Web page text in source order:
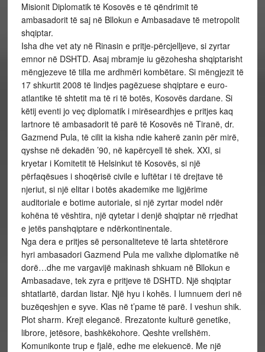
Misionit Diplomatik të Kosovës e të qëndrimit të
ambasadorit të saj në Bllokun e Ambasadave të metropolit
shqiptar.
Isha dhe vet aty në Rinasin e pritje-përcjelljeve, si zyrtar
emnor në DSHTD. Asaj mbramje iu gëzohesha shqiptarisht
mëngjezeve të tilla me ardhmëri kombëtare. Si mëngjezit të
17 shkurtit 2008 të lindjes pagëzuese shqiptare e euro-
atlantike të shtetit ma të ri të botës, Kosovës dardane. Si
këtij eventi jo veç diplomatik i mirëseardhjes e pritjes kaq
lartnore të ambasadorit të parë të Kosovës në Tiranë, dr.
Gazmend Pula, të cilit ia kisha ndie kaherë zanin për mirë,
qyshse në dekadën ’90, në kapërcyell të shek. XXI, si
kryetar i Komitetit të Helsinkut të Kosovës, si një
përfaqësues i shoqërisë civile e luftëtar i të drejtave të
njeriut, si një elitar i botës akademike me ligjërime
auditoriale e botime autoriale, si një zyrtar model ndër
kohëna të vështira, një qytetar i denjë shqiptar në rrjedhat
e jetës panshqiptare e ndërkontinentale.
Nga dera e pritjes së personaliteteve të larta shtetërore
hyri ambasadori Gazmend Pula me valixhe diplomatike në
dorë…dhe me vargavijë makinash shkuam në Bllokun e
Ambasadave, tek zyra e pritjeve të DSHTD. Një shqiptar
shtatlartë, dardan listar. Një hyu i kohës. I lumnuem deri në
buzëqeshjen e syve. Klas në t’pame të parë. I veshun shik.
Plot sharm. Krejt elegancë. Rrezatonte kulturë genetike,
librore, jetësore, bashkëkohore. Qeshte vrellshëm.
Komunikonte trup e fjalë, edhe me elekuencë. Me një